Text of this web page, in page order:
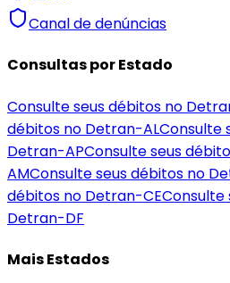
Canal de denúncias
Consultas por Estado
Consulte seus débitos no
débitos no Detran-ALConsulte
Detran-APConsulte seus
AMConsulte seus débitos no
débitos no Detran-CEConsulte
Detran-DF
Mais Estados